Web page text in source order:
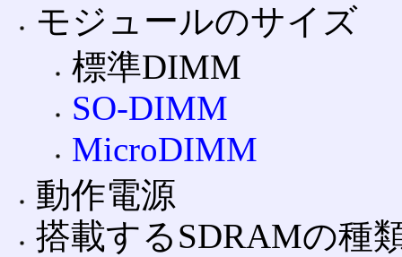
モジュールのサイズ
標準DIMM
SO-DIMM
MicroDIMM
動作電源
搭載するSDRAMの種